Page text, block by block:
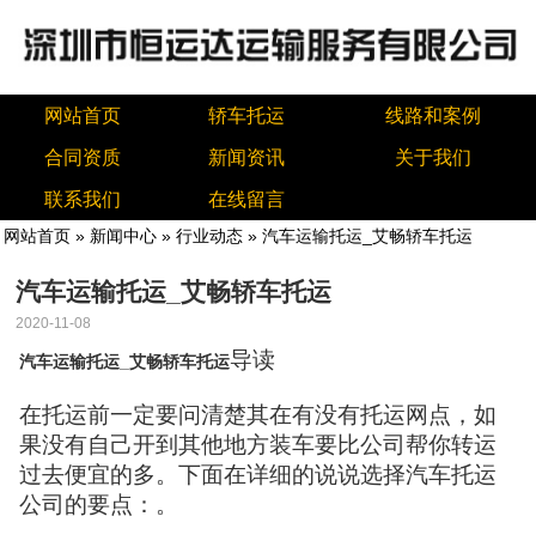
网站首页 轿车托运 线路和案例
合同资质 新闻资讯 关于我们
联系我们 在线留言
网站首页 » 新闻中心 » 行业动态 » 汽车运输托运_艾畅轿车托运
汽车运输托运_艾畅轿车托运
2020-11-08
汽车运输托运_艾畅轿车托运导读
在托运前一定要问清楚其在有没有托运网点，如
果没有自己开到其他地方装车要比公司帮你转运
过去便宜的多。下面在详细的说说选择汽车托运
公司的要点：。